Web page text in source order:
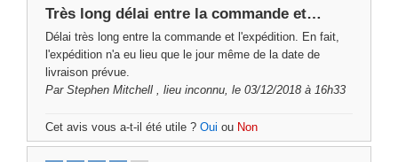
Très long délai entre la commande et…
Délai très long entre la commande et l'expédition. En fait,
l'expédition n'a eu lieu que le jour même de la date de
livraison prévue.
Par Stephen Mitchell , lieu inconnu, le 03/12/2018 à 16h33
Cet avis vous a-t-il été utile ? Oui ou Non